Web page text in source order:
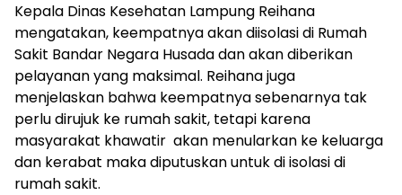
Kepala Dinas Kesehatan Lampung Reihana
mengatakan, keempatnya akan diisolasi di Rumah
Sakit Bandar Negara Husada dan akan diberikan
pelayanan yang maksimal. Reihana juga
menjelaskan bahwa keempatnya sebenarnya tak
perlu dirujuk ke rumah sakit, tetapi karena
masyarakat khawatir akan menularkan ke keluarga
dan kerabat maka diputuskan untuk di isolasi di
rumah sakit.